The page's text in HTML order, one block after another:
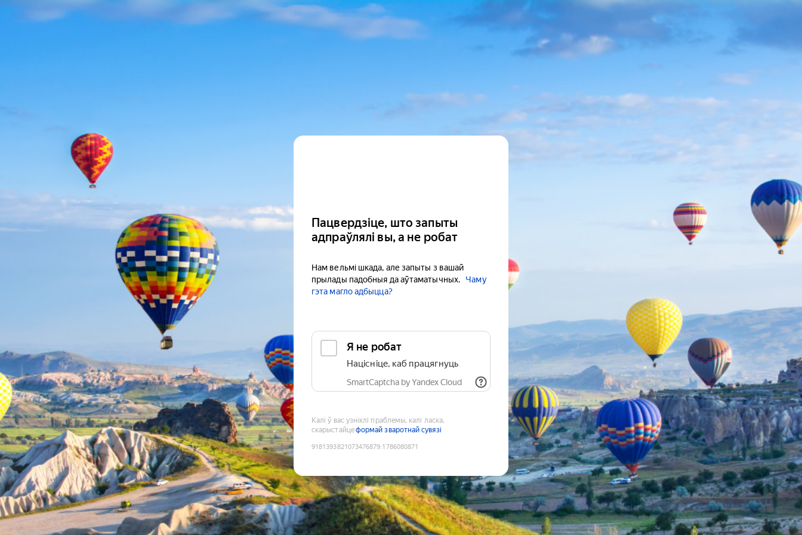
Пацвердзіце, што запыты
адпраўлялі вы, а не робат
Нам вельмі шкада, але запыты з вашай
прылады падобныя да аўтаматычных.
Чаму
гэта магло адбыцца?
Я не робат
Націсніце, каб працягнуць
SmartCaptcha by Yandex Cloud
Калі ў вас узніклі праблемы, калі ласка,
скарыстайцеформай зваротнай сувязі
9181393821073476879:1786080871